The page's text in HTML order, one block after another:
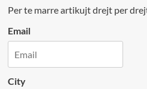
Per te marre artikujt drejt per
Email
City